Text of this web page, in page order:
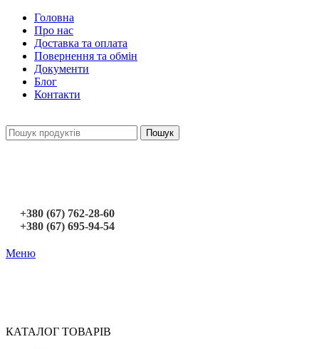
Головна
Про нас
Доставка та оплата
Повернення та обмін
Документи
Блог
Контакти
Пошук
+380 (67) 762-28-60
+380 (67) 695-94-54
Меню
КАТАЛОГ ТОВАРІВ